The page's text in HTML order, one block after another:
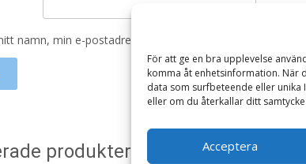
För att ge en bra upplevelse
komma åt enhetsinformation. När
data som surfbeteende eller unika
eller om du återkallar ditt
Acceptera
namn, min e-postadress och webbplats i denna
produkter